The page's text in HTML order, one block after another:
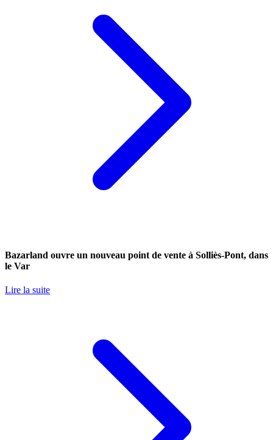
Bazarland ouvre un nouveau point de vente à Solliès-Pont, dans
le Var
Lire la suite